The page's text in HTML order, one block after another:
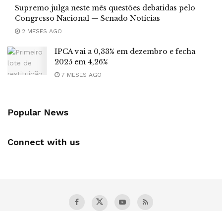
Supremo julga neste mês questões debatidas pelo
Congresso Nacional — Senado Notícias
2 MESES AGO
IPCA vai a 0,33% em dezembro e fecha
2025 em 4,26%
7 MESES AGO
Popular News
Connect with us